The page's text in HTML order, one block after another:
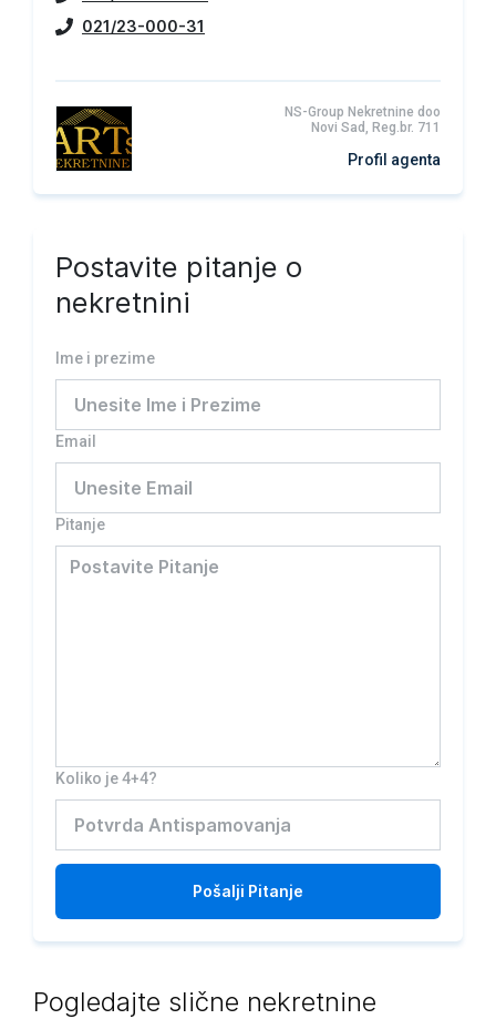
021/23-000-31
NS-Group Nekretnine doo
Novi Sad, Reg.br. 711
Profil agenta
Postavite pitanje o
nekretnini
Ime i prezime
Email
Pitanje
Koliko je 4+4?
Pošalji Pitanje
Pogledajte slične nekretnine